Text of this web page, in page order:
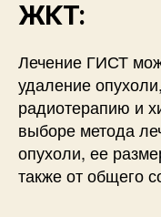
ЖКТ:
Лечение ГИСТ
удаление
радиотерапию и
выборе метода
опухоли, ее
также от общего